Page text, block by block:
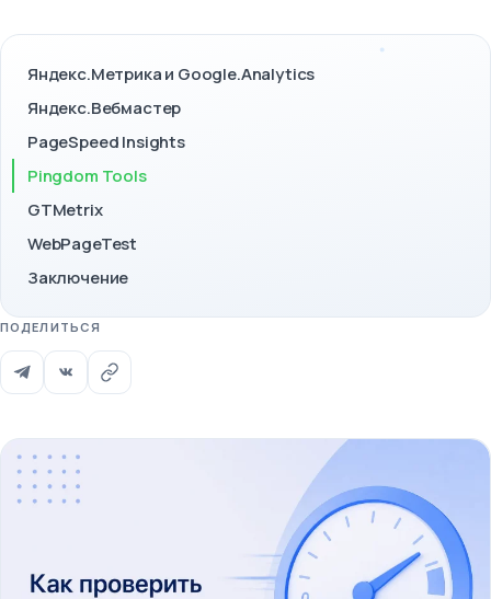
Яндекс.Метрика и Google.Analytics
Яндекс.Вебмастер
PageSpeed Insights
Pingdom Tools
GTMetrix
WebPageTest
Заключение
ПОДЕЛИТЬСЯ